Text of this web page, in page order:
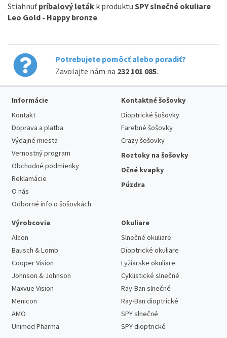
Stiahnuť príbalový leták k produktu SPY slnečné okuliare
Leo Gold - Happy bronze.
Potrebujete pomôcť alebo poradiť?
Zavolajte nám na 232 101 085.
Informácie
Kontakt
Doprava a platba
Výdajné miesta
Vernostný program
Obchodné podmienky
Reklamácie
O nás
Odborné info o šošovkách
Kontaktné šošovky
Dioptrické šošovky
Farebné šošovky
Crazy šošovky
Roztoky na šošovky
Očné kvapky
Púzdra
Výrobcovia
Alcon
Bausch & Lomb
Cooper Vision
Johnson & Johnson
Maxvue Vision
Menicon
AMO
Unimed Pharma
Okuliare
Slnečné okuliare
Dioptrické okuliare
Lyžiarske okuliare
Cyklistické slnečné
Ray-Ban slnečné
Ray-Ban dioptrické
SPY slnečné
SPY dioptrické